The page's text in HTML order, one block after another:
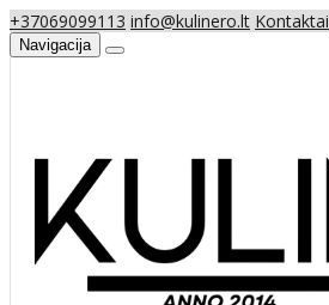
+37069099113 info@kulinero.lt Kontaktai
Navigacija